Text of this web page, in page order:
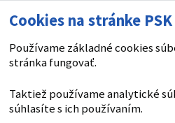
Cookies na stránke PSK
Používame základné cookies
stránka fungovať.
Taktiež používame analytické
súhlasíte s ich používaním.